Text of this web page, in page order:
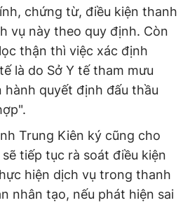
chứng từ, điều kiện thanh
vụ này theo quy định. Còn
thận thì việc xác định
là do Sở Y tế tham mưu
hành quyết định đấu thầu
Trung Kiên ký cũng cho
tiếp tục rà soát điều kiện
hiện dịch vụ trong thanh
nhân tạo, nếu phát hiện sai